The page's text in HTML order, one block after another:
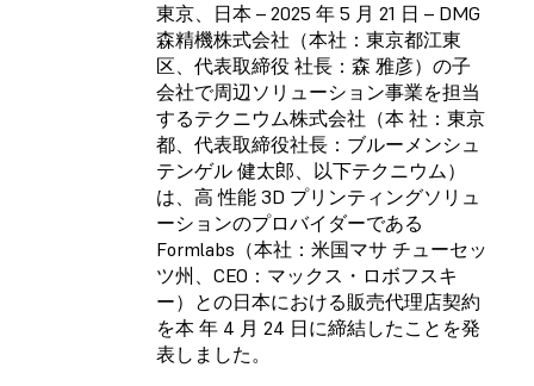
東京、日本 – 2025 年 5 月 21 日 – DMG
森精機株式会社（本社：東京都江東
区、代表取締役 社長：森 雅彦）の子
会社で周辺ソリューション事業を担当
するテクニウム株式会社（本 社：東京
都、代表取締役社長：ブルーメンシュ
テンゲル 健太郎、以下テクニウム）
は、高 性能 3D プリンティングソリュ
ーションのプロバイダーである
Formlabs（本社：米国マサ チューセッ
ツ州、CEO：マックス・ロボフスキ
ー）との日本における販売代理店契約
を本 年 4 月 24 日に締結したことを発
表しました。